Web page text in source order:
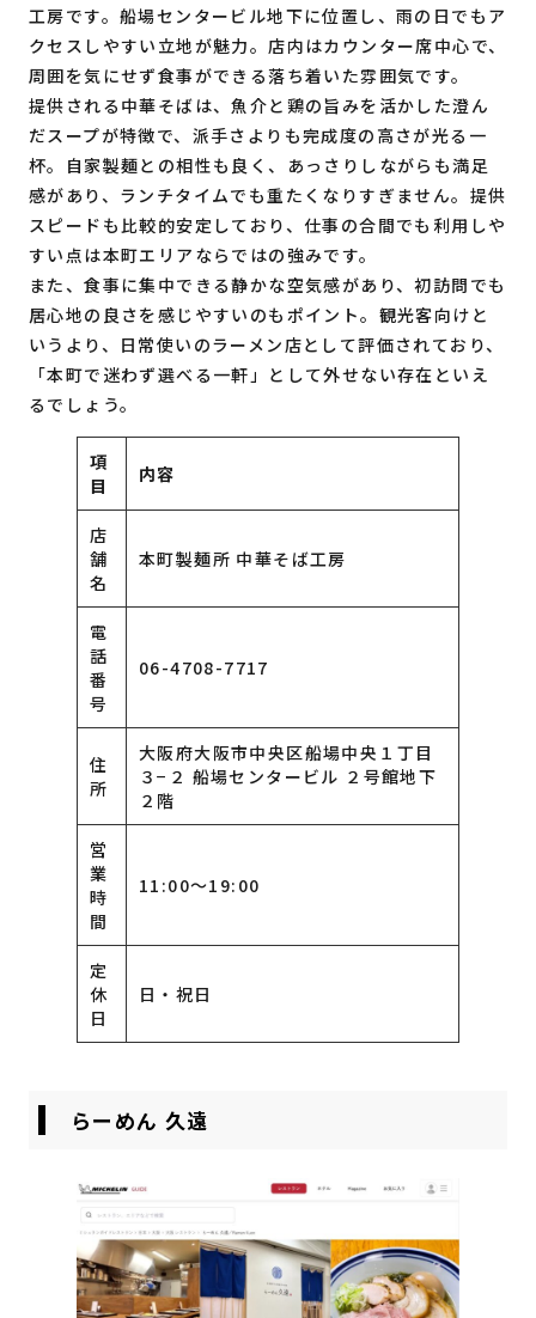
工房です。船場センタービル地下に位置し、雨の日でもア
クセスしやすい立地が魅力。店内はカウンター席中心で、
周囲を気にせず食事ができる落ち着いた雰囲気です。
提供される中華そばは、魚介と鶏の旨みを活かした澄ん
だスープが特徴で、派手さよりも完成度の高さが光る一
杯。自家製麺との相性も良く、あっさりしながらも満足
感があり、ランチタイムでも重たくなりすぎません。提供
スピードも比較的安定しており、仕事の合間でも利用しや
すい点は本町エリアならではの強みです。
また、食事に集中できる静かな空気感があり、初訪問でも
居心地の良さを感じやすいのもポイント。観光客向けと
いうより、日常使いのラーメン店として評価されており、
「本町で迷わず選べる一軒」として外せない存在といえ
るでしょう。
項
目
内容
店
舗
名
本町製麺所 中華そば工房
電
話
番
号
06-4708-7717
住
所
大阪府大阪市中央区船場中央１丁目
３−２ 船場センタービル ２号館地下
２階
営
業
時
間
11:00〜19:00
定
休
日
日・祝日
らーめん 久遠